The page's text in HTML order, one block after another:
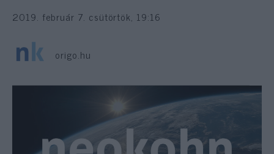
2019. február 7. csütörtök, 19:16
origo.hu